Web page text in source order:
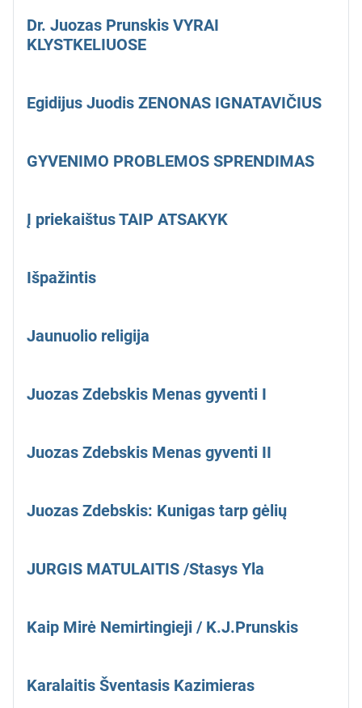
Dr. Juozas Prunskis VYRAI
KLYSTKELIUOSE
Egidijus Juodis ZENONAS IGNATAVIČIUS
GYVENIMO PROBLEMOS SPRENDIMAS
Į priekaištus TAIP ATSAKYK
Išpažintis
Jaunuolio religija
Juozas Zdebskis Menas gyventi I
Juozas Zdebskis Menas gyventi II
Juozas Zdebskis: Kunigas tarp gėlių
JURGIS MATULAITIS /Stasys Yla
Kaip Mirė Nemirtingieji / K.J.Prunskis
Karalaitis Šventasis Kazimieras